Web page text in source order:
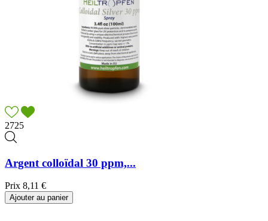
2725
Argent colloïdal 30 ppm,...
Prix 8,11 €
Ajouter au panier